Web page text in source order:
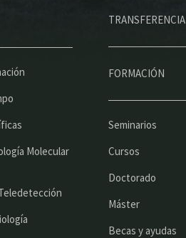
Molecular
TRANSFERENCIA
FORMACIÓN
Seminarios
Cursos
Doctorado
Máster
Becas y ayudas